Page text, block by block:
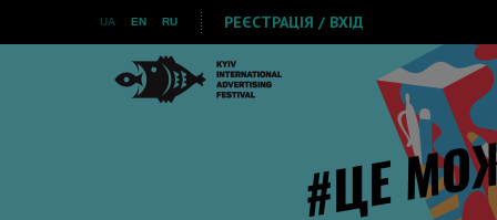
UA EN RU РЕЄСТРАЦІЯ / ВХІД